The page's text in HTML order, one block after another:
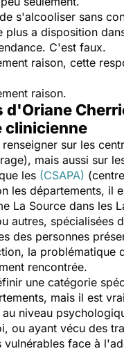
s'alcooliser sans
plus a disposition
C'est faux.
raison, cette
raison.
d'Oriane
clinicienne
sur les
mais aussi sur
les (CSAPA)
les départements, il
La Source dans les
autres, spécialisées
des personnes
la problématique
rencontrée.
une catégorie
mais il est
niveau
ou ayant vécu des
vulnérables face à